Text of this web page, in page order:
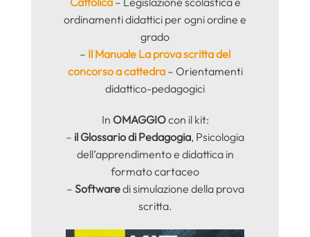
ordinamenti didattici per ogni ordine e
grado
– Il Manuale La prova scritta del
concorso a cattedra– Orientamenti
didattico-pedagogici
In OMAGGIOcon il kit:
– il Glossario di Pedagogia, Psicologia
dell’apprendimento e didattica in
formato cartaceo
– Softwaredi simulazione della prova
scritta.